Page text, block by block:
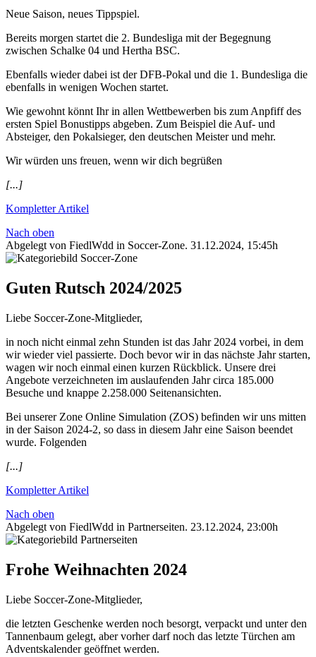
Neue Saison, neues Tippspiel.
Bereits morgen startet die 2. Bundesliga mit der Begegnung
zwischen Schalke 04 und Hertha BSC.
Ebenfalls wieder dabei ist der DFB-Pokal und die 1. Bundesliga die
ebenfalls in wenigen Wochen startet.
Wie gewohnt könnt Ihr in allen Wettbewerben bis zum Anpfiff des
ersten Spiel Bonustipps abgeben. Zum Beispiel die Auf- und
Absteiger, den Pokalsieger, den deutschen Meister und mehr.
Wir würden uns freuen, wenn wir dich begrüßen
[...]
Kompletter Artikel
Nach oben
Abgelegt von FiedlWdd in Soccer-Zone. 31.12.2024, 15:45h
Guten Rutsch 2024/2025
Liebe Soccer-Zone-Mitglieder,
in noch nicht einmal zehn Stunden ist das Jahr 2024 vorbei, in dem
wir wieder viel passierte. Doch bevor wir in das nächste Jahr starten,
wagen wir noch einmal einen kurzen Rückblick. Unsere drei
Angebote verzeichneten im auslaufenden Jahr circa 185.000
Besuche und knappe 2.258.000 Seitenansichten.
Bei unserer Zone Online Simulation (ZOS) befinden wir uns mitten
in der Saison 2024-2, so dass in diesem Jahr eine Saison beendet
wurde. Folgenden
[...]
Kompletter Artikel
Nach oben
Abgelegt von FiedlWdd in Partnerseiten. 23.12.2024, 23:00h
Frohe Weihnachten 2024
Liebe Soccer-Zone-Mitglieder,
die letzten Geschenke werden noch besorgt, verpackt und unter den
Tannenbaum gelegt, aber vorher darf noch das letzte Türchen am
Adventskalender geöffnet werden.